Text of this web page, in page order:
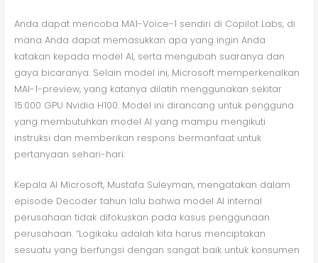
Anda dapat mencoba MA1-Voice-1 sendiri di Copilot Labs, di
mana Anda dapat memasukkan apa yang ingin Anda
katakan kepada model AI, serta mengubah suaranya dan
gaya bicaranya. Selain model ini, Microsoft memperkenalkan
MAI-1-preview, yang katanya dilatih menggunakan sekitar
15.000 GPU Nvidia H100. Model ini dirancang untuk pengguna
yang membutuhkan model AI yang mampu mengikuti
instruksi dan memberikan respons bermanfaat untuk
pertanyaan sehari-hari.
Kepala AI Microsoft, Mustafa Suleyman, mengatakan dalam
episode Decoder tahun lalu bahwa model AI internal
perusahaan tidak difokuskan pada kasus penggunaan
perusahaan. “Logikaku adalah kita harus menciptakan
sesuatu yang berfungsi dengan sangat baik untuk konsumen